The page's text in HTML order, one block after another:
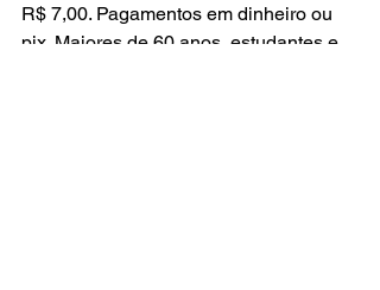
R$ 7,00. Pagamentos em dinheiro ou
pix. Maiores de 60 anos, estudantes e